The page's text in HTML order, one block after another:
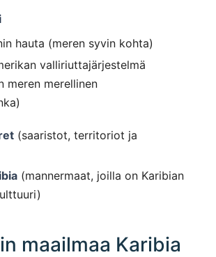
hauta (meren syvin kohta)
valliriuttajärjestelmä
meren merellinen
(saaristot, territoriot ja
(mannermaat, joilla on Karibian
maailmaa Karibia